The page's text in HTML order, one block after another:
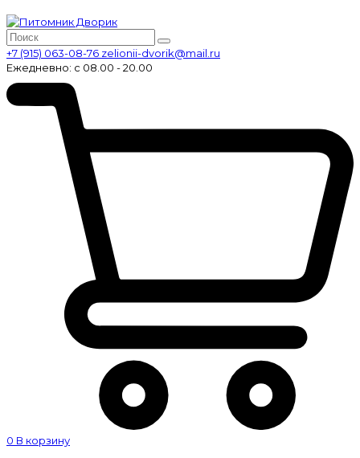
+7 (915) 063-08-76 zelionii-dvorik@mail.ru
Ежедневно: с 08.00 - 20.00
0 В корзину